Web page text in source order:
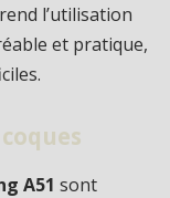
l’utilisation
et pratique,
A51 sont